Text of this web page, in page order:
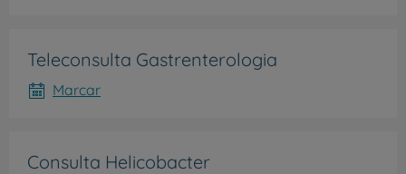
Teleconsulta Gastrenterologia
Marcar
Consulta Helicobacter